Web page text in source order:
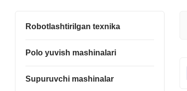
Robotlashtirilgan texnika
Polo yuvish mashinalari
Supuruvchi mashinalar